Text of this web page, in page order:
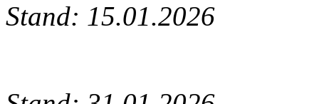
Stand: 15.01.2026